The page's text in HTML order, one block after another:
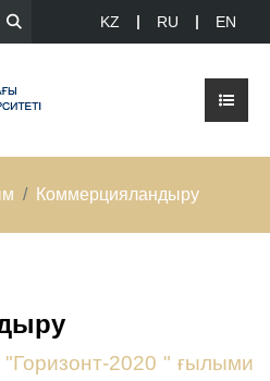
KZ RU EN
Коммерцияландыру
2020 " ғылыми